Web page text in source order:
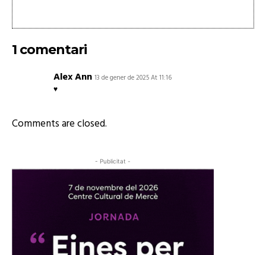
1 comentari
Alex Ann 13 de gener de 2025 At 11:16
♥️
Comments are closed.
- Publicitat -